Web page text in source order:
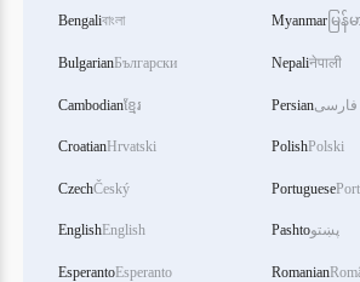
Bengaliবাংলা
BulgarianБългарски
Cambodianខ្មែរ
CroatianHrvatski
CzechČeský
EnglishEnglish
EsperantoEsperanto
Myanmar မြ
Nepaliनेपाली
Persianفارسی
PolishPolski
Portuguese
Pashtoپښتو
Romanian